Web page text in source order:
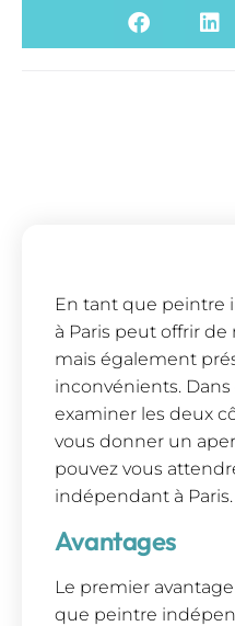
En tant que peintre
à Paris peut offrir
mais également
inconvénients.
examiner les deux
vous donner un
pouvez vous
indépendant à Paris.
Avantages
Le premier
que peintre